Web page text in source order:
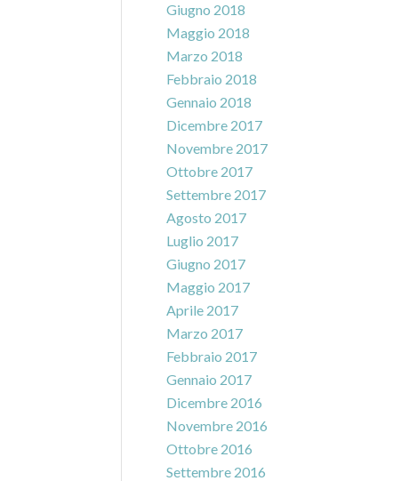
Giugno 2018
Maggio 2018
Marzo 2018
Febbraio 2018
Gennaio 2018
Dicembre 2017
Novembre 2017
Ottobre 2017
Settembre 2017
Agosto 2017
Luglio 2017
Giugno 2017
Maggio 2017
Aprile 2017
Marzo 2017
Febbraio 2017
Gennaio 2017
Dicembre 2016
Novembre 2016
Ottobre 2016
Settembre 2016